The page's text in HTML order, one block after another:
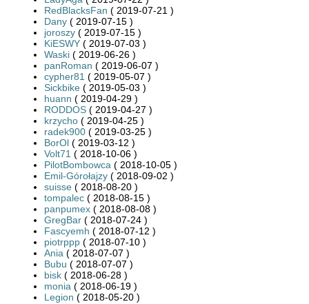
RedBlacksFan ( 2019-07-21 )
Dany ( 2019-07-15 )
joroszy ( 2019-07-15 )
KiESWY ( 2019-07-03 )
Waski ( 2019-06-26 )
panRoman ( 2019-06-07 )
cypher81 ( 2019-05-07 )
Sickbike ( 2019-05-03 )
huann ( 2019-04-29 )
RODDOS ( 2019-04-27 )
krzycho ( 2019-04-25 )
radek900 ( 2019-03-25 )
BorOl ( 2019-03-12 )
Volt71 ( 2018-10-06 )
PilotBombowca ( 2018-10-05 )
Emil-Górołajzy ( 2018-09-02 )
suisse ( 2018-08-20 )
tompalec ( 2018-08-15 )
panpumex ( 2018-08-08 )
GregBar ( 2018-07-24 )
Fascyemh ( 2018-07-12 )
piotrppp ( 2018-07-10 )
Ania ( 2018-07-07 )
Bubu ( 2018-07-07 )
bisk ( 2018-06-28 )
monia ( 2018-06-19 )
Legion ( 2018-05-20 )